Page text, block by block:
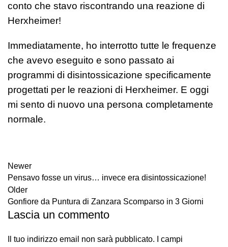
conto che stavo riscontrando una reazione di
Herxheimer!
Immediatamente, ho interrotto tutte le frequenze
che avevo eseguito e sono passato ai
programmi di disintossicazione specificamente
progettati per le reazioni di Herxheimer. E oggi
mi sento di nuovo una persona completamente
normale.
Newer
Pensavo fosse un virus… invece era disintossicazione!
Older
Gonfiore da Puntura di Zanzara Scomparso in 3 Giorni
Lascia un commento
Il tuo indirizzo email non sarà pubblicato.
I campi